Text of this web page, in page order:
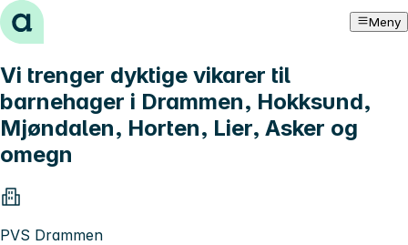
Hopp til innhold Meny
Vi trenger dyktige vikarer til
barnehager i Drammen, Hokksund,
Mjøndalen, Horten, Lier, Asker og
omegn
PVS Drammen